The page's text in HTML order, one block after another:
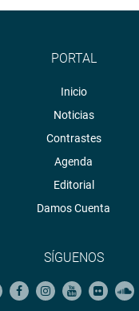
PORTAL
Inicio
Noticias
Contrastes
Agenda
Editorial
Damos Cuenta
SÍGUENOS